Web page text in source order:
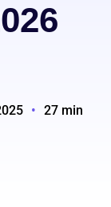
• 27 min